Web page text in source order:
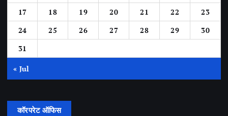
17
18 19 20 21 22
23
24
25 26 27 28 29
30
31
« Jul
कॉरपरेट ऑफिस